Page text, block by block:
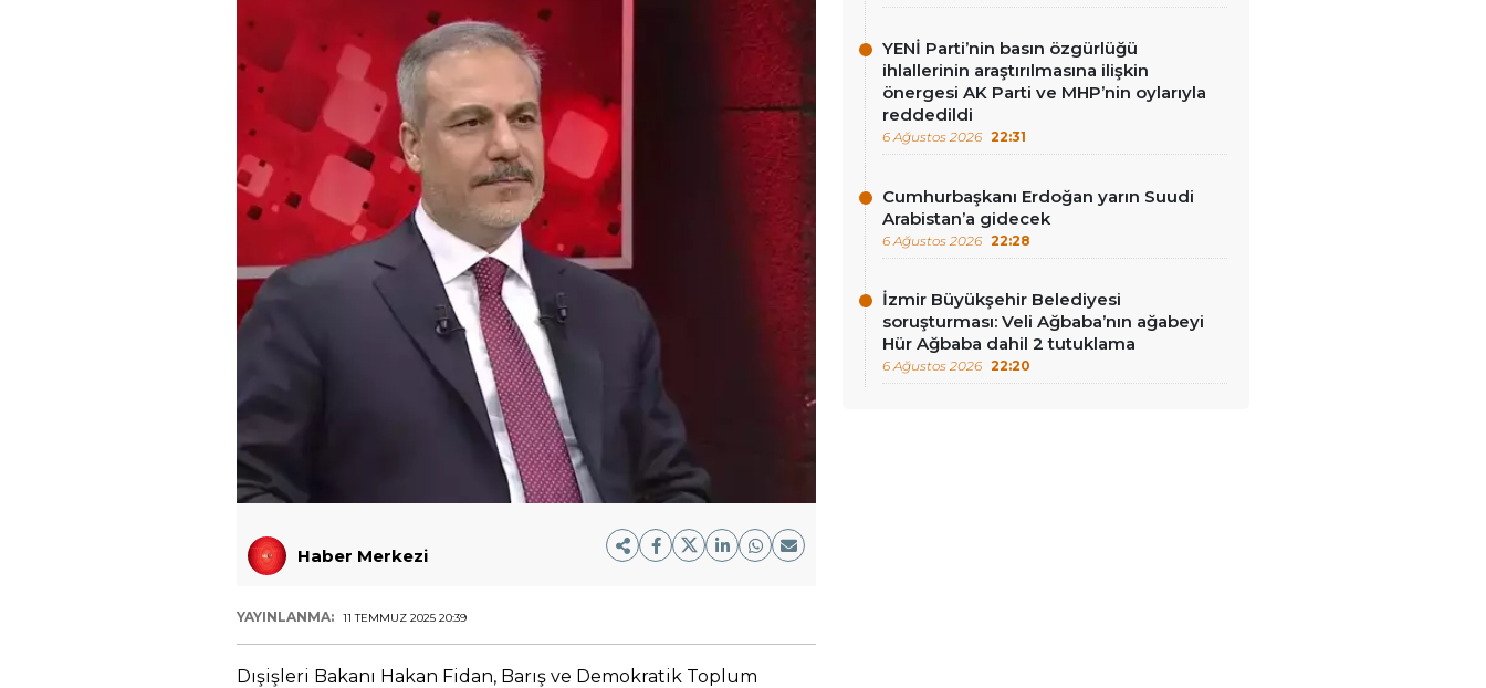
Haber Merkezi
YAYINLANMA: 11 TEMMUZ 2025 20:39
Dışişleri Bakanı Hakan Fidan, Barış ve Demokratik Toplum
YENİ Parti’nin basın özgürlüğü
ihlallerinin araştırılmasına ilişkin
önergesi AK Parti ve MHP’nin oylarıyla
reddedildi
6 Ağustos 2026 22:31
Cumhurbaşkanı Erdoğan yarın Suudi
Arabistan’a gidecek
6 Ağustos 2026 22:28
İzmir Büyükşehir Belediyesi
soruşturması: Veli Ağbaba’nın ağabeyi
Hür Ağbaba dahil 2 tutuklama
6 Ağustos 2026 22:20